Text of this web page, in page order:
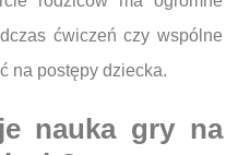
ćwiczeń czy wspólne
na postępy dziecka.
nauka gry na